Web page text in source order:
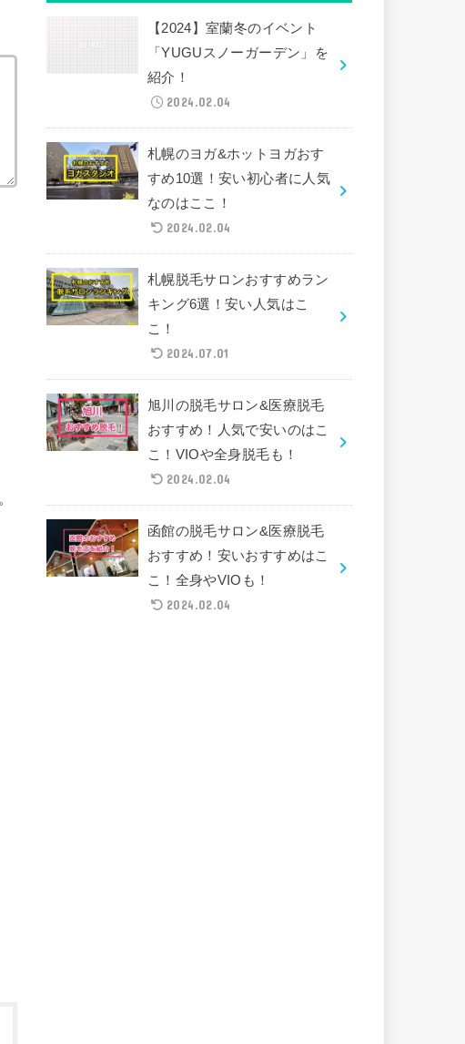
【2024】室蘭冬のイベント
「YUGUスノーガーデン」を
紹介！
2024.02.04
札幌のヨガ&ホットヨガおす
すめ10選！安い初心者に人気
なのはここ！
2024.02.04
札幌脱毛サロンおすすめラン
キング6選！安い人気はこ
こ！
2024.07.01
旭川の脱毛サロン&医療脱毛
おすすめ！人気で安いのはこ
こ！VIOや全身脱毛も！
2024.02.04
函館の脱毛サロン&医療脱毛
おすすめ！安いおすすめはこ
こ！全身やVIOも！
2024.02.04